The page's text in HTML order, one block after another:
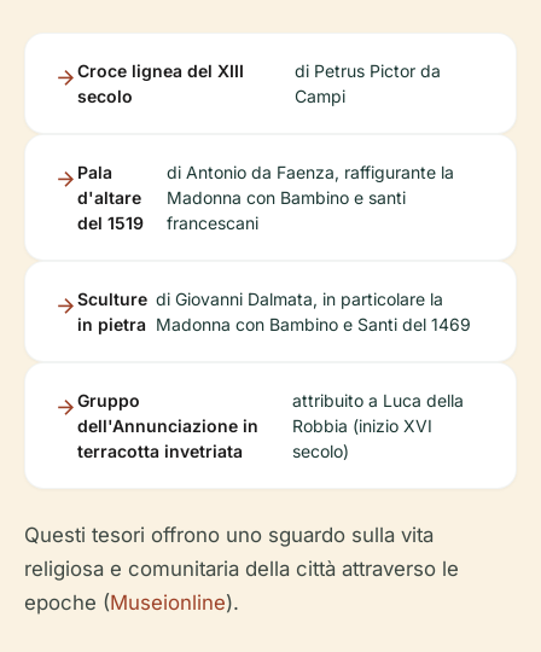
Croce lignea del XIII
secolo
di Petrus Pictor da
Campi
Pala
d'altare
del 1519
di Antonio da Faenza, raffigurante la
Madonna con Bambino e santi
francescani
Sculture
in pietra
di Giovanni Dalmata, in particolare la
Madonna con Bambino e Santi del 1469
Gruppo
dell'Annunciazione in
terracotta invetriata
attribuito a Luca della
Robbia (inizio XVI
secolo)
Questi tesori offrono uno sguardo sulla vita
religiosa e comunitaria della città attraverso le
epoche (Museionline).